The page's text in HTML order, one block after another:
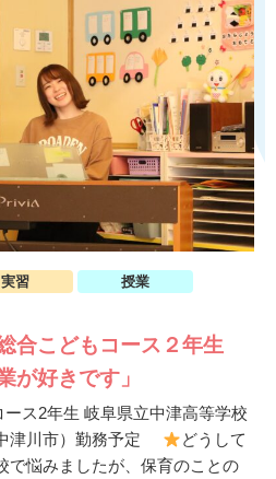
実習
授業
合こどもコース２年生
が好きです」
ス2年生 岐阜県立中津高等学校
津川市）勤務予定
どうして
で悩みましたが、保育のことの